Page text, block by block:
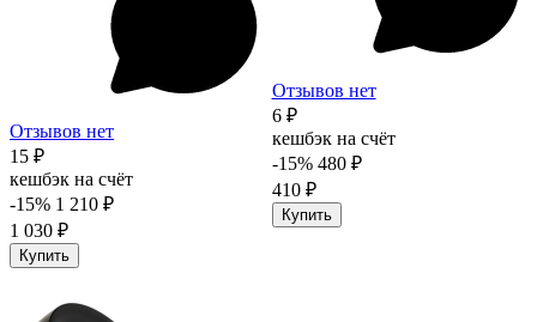
Отзывов нет
15 ₽
кешбэк на счёт
-15% 1 210 ₽
1 030 ₽
Купить
Отзывов нет
6 ₽
кешбэк на счёт
-15% 480 ₽
410 ₽
Купить